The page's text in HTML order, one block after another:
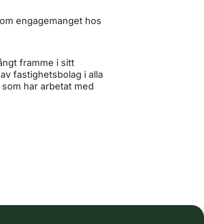
engagemanget hos
framme i sitt
fastighetsbolag i alla
har arbetat med